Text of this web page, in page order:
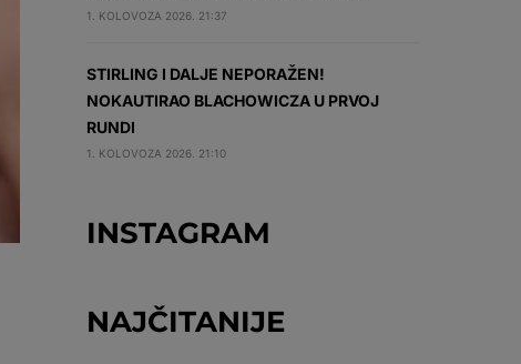
1. KOLOVOZA 2026. 21:37
STIRLING I DALJE NEPORAŽEN!
NOKAUTIRAO BLACHOWICZA U PRVOJ
RUNDI
1. KOLOVOZA 2026. 21:10
INSTAGRAM
NAJČITANIJE